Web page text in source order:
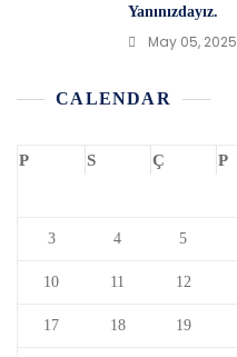
Yanınızdayız.
May 05, 2025
CALENDAR
P S Ç P
3 4 5
10 11 12
17 18 19